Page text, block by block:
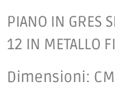
PIANO IN GRES
12 IN METALLO
Dimensioni: CM